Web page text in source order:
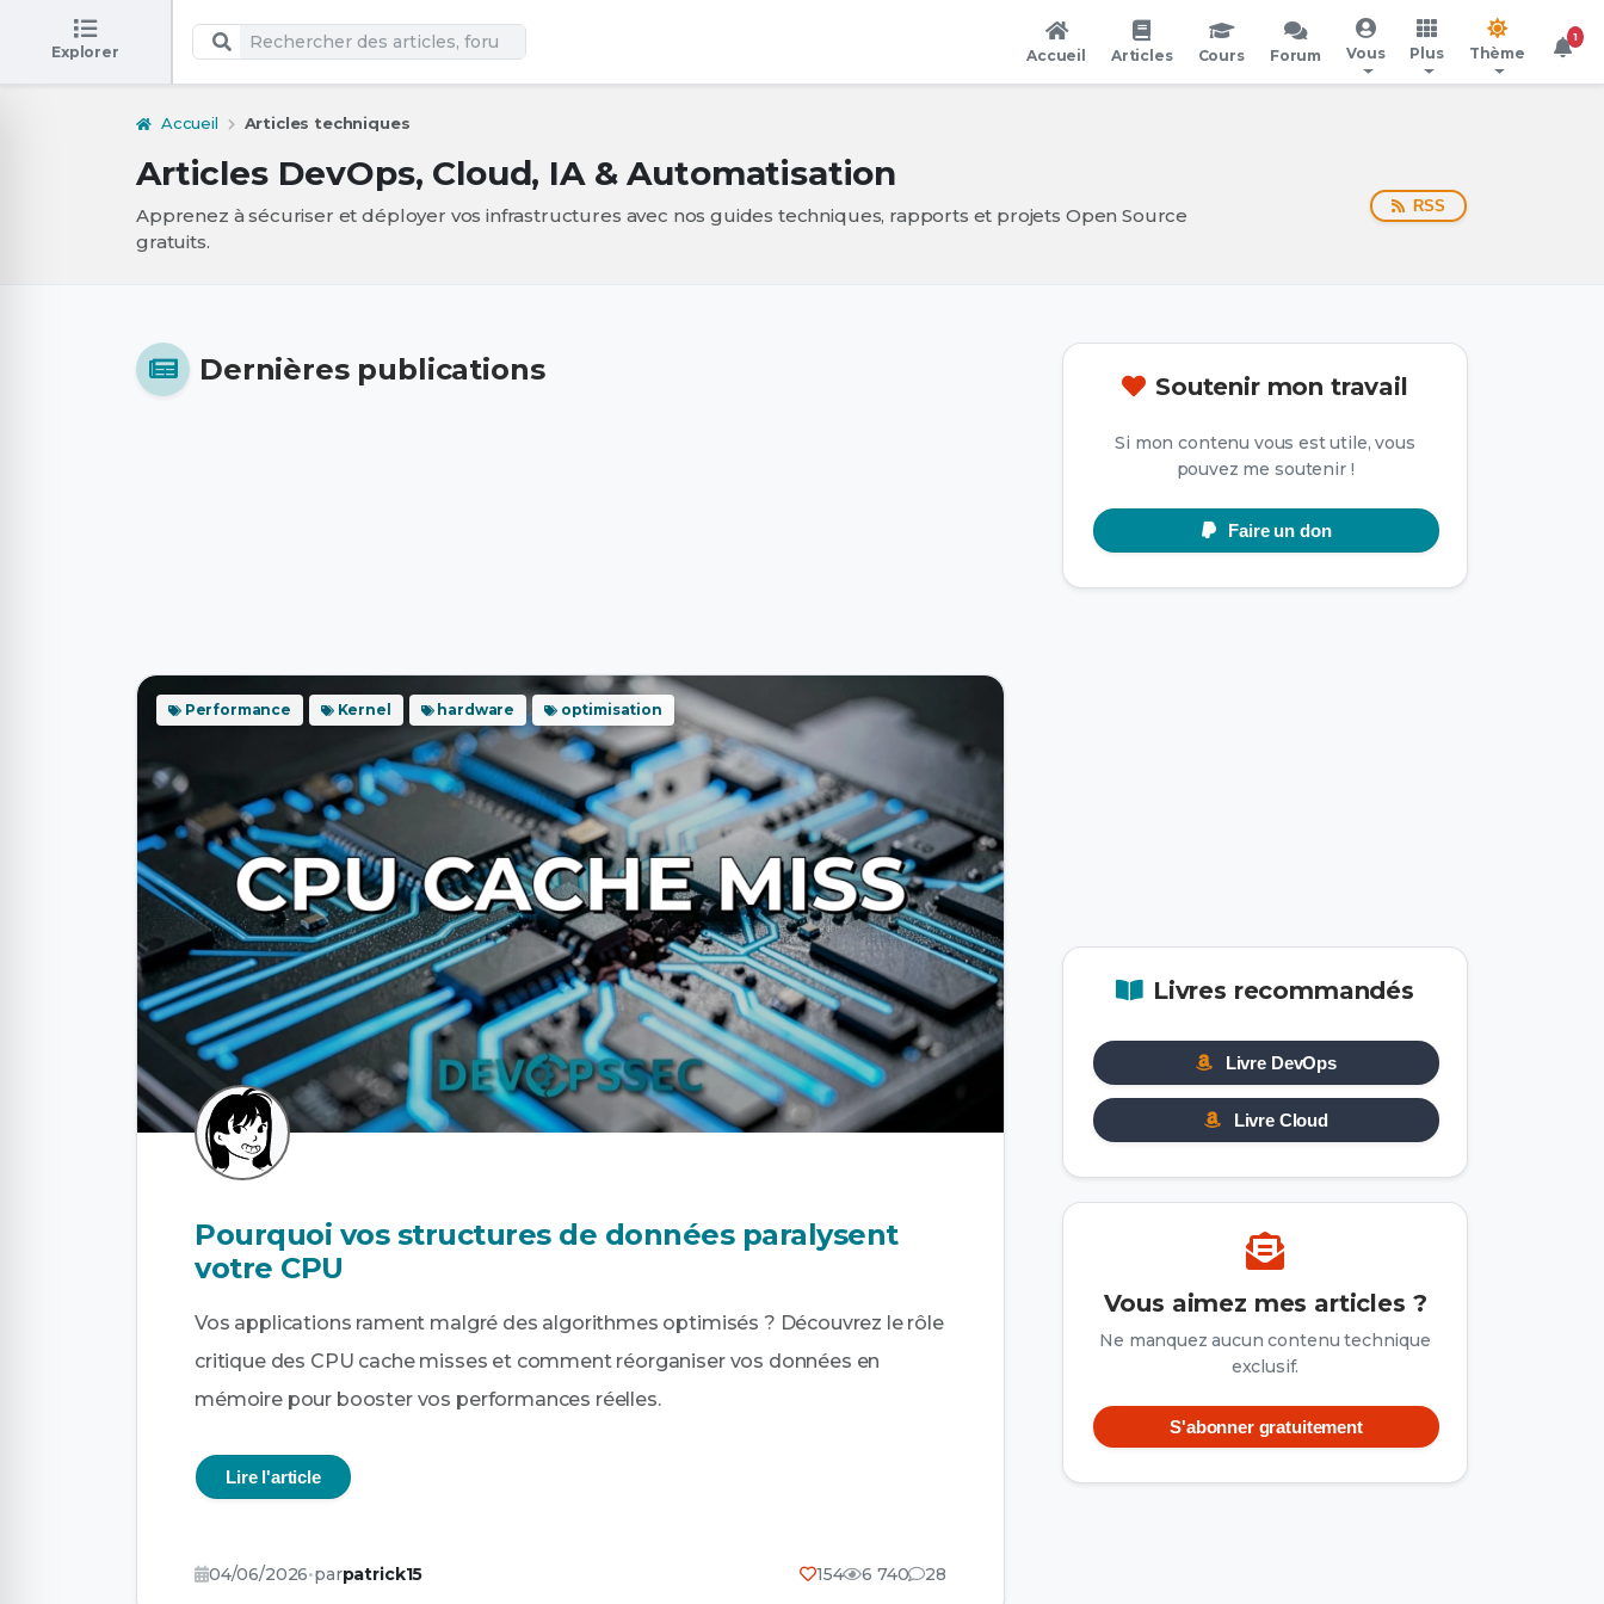
Explorer Accueil Articles Cours Forum Vous Plus Thème
1
Accueil Articles techniques
Articles DevOps, Cloud, IA & Automatisation
Apprenez à sécuriser et déployer vos infrastructures avec nos guides techniques, rapports et projets Open Source
gratuits.
RSS
Dernières publications
Performance Kernel hardware optimisation
Pourquoi vos structures de données paralysent
votre CPU
Vos applications rament malgré des algorithmes optimisés ? Découvrez le rôle
critique des CPU cache misses et comment réorganiser vos données en
mémoire pour booster vos performances réelles.
Lire l'article
04/06/2026•parpatrick15 154 6 740 28
Soutenir mon travail
Si mon contenu vous est utile, vous
pouvez me soutenir !
Faire un don
Livres recommandés
Livre DevOps
Livre Cloud
Vous aimez mes articles ?
Ne manquez aucun contenu technique
exclusif.
S'abonner gratuitement